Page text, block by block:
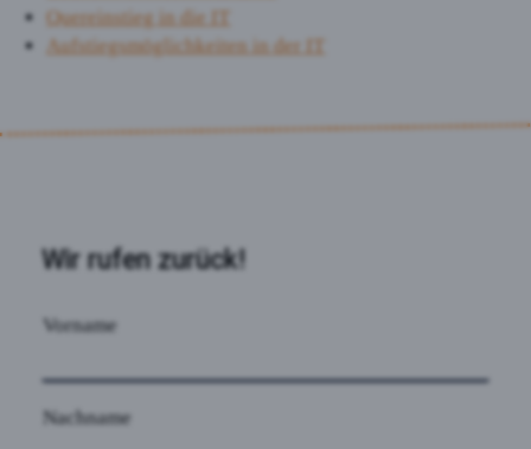
Quereinstieg in die IT
Aufstiegsmöglichkeiten in der IT
Wir rufen zurück!
Vorname
Nachname